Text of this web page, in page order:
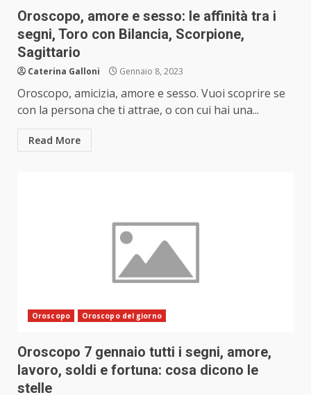
Oroscopo, amore e sesso: le affinità tra i
segni, Toro con Bilancia, Scorpione,
Sagittario
Caterina Galloni Gennaio 8, 2023
Oroscopo, amicizia, amore e sesso. Vuoi scoprire se
con la persona che ti attrae, o con cui hai una...
Read More
Oroscopo Oroscopo del giorno
Oroscopo 7 gennaio tutti i segni, amore,
lavoro, soldi e fortuna: cosa dicono le
stelle